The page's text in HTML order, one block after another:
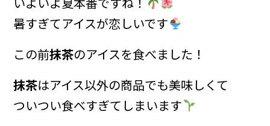
暑すぎてアイスが恋しいです
この前抹茶のアイスを食べました！
抹茶はアイス以外の商品でも美味しくて
ついつい食べすぎてしまいます